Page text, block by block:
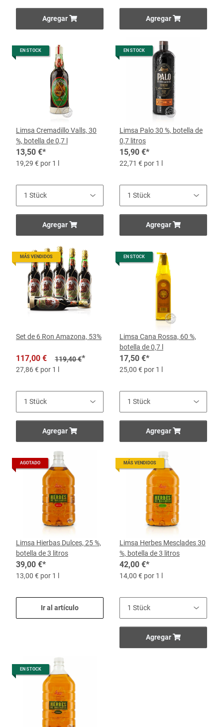
Agregar Agregar
EN STOCK
Limsa Cremadillo Valls, 30
%, botella de 0,7 l
13,50 €*
19,29 € por 1 l
Agregar
EN STOCK
Limsa Palo 30 %, botella de
0,7 litros
15,90 €*
22,71 € por 1 l
Agregar
MÁS VENDIDOS
Set de 6 Ron Amazona, 53%
117,00 € 119,40 €*
27,86 € por 1 l
Agregar
EN STOCK
Limsa Cana Rossa, 60 %,
botella de 0,7 l
17,50 €*
25,00 € por 1 l
Agregar
AGOTADO
Limsa Hierbas Dulces, 25 %,
botella de 3 litros
39,00 €*
13,00 € por 1 l
Ir al artículo
MÁS VENDIDOS
Limsa Herbes Mesclades 30
%, botella de 3 litros
42,00 €*
14,00 € por 1 l
Agregar
EN STOCK